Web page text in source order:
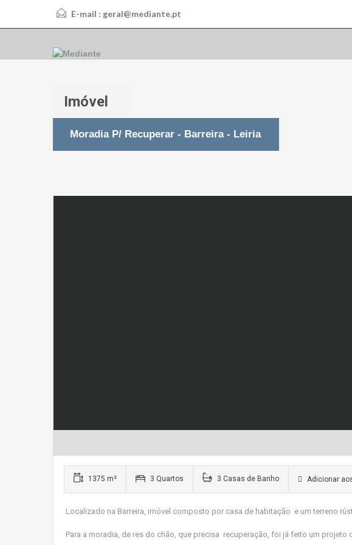
E-mail : geral@mediante.pt
Imóvel
Moradia P/ Recuperar - Barreira - Leiria
1375 m² 3 Quartos 3 Casas de Banho Adicionar
Localizado na Barreira, imóvel composto por casa de habitação e um terreno
Para a moradia, de res do chão, que precisa recuperação, foi já feito um